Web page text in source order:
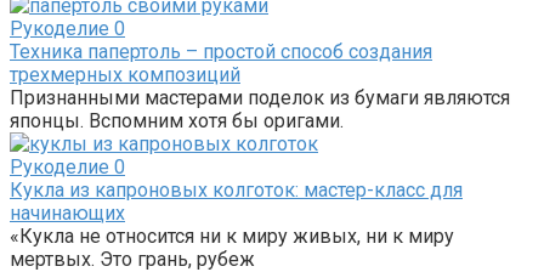
Рукоделие 0
Техника папертоль – простой способ создания
трехмерных композиций
Признанными мастерами поделок из бумаги являются
японцы. Вспомним хотя бы оригами.
Рукоделие 0
Кукла из капроновых колготок: мастер-класс для
начинающих
«Кукла не относится ни к миру живых, ни к миру
мертвых. Это грань, рубеж